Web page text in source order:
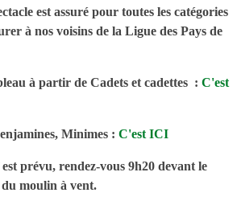
est assuré pour toutes les catégories
à nos voisins de la Ligue des Pays de
à partir de Cadets et cadettes : C'est
Minimes : C'est ICI
prévu, rendez-vous 9h20 devant le
moulin à vent.